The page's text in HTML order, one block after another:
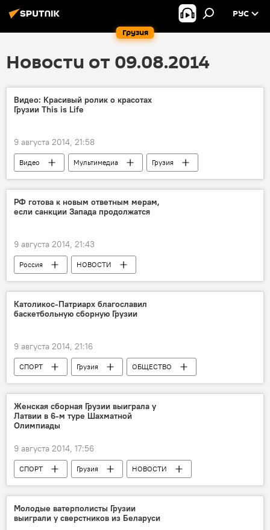
Грузия
РУС
Новости от 09.08.2014
Видео: Красивый ролик о красотах
Грузии This is Life
9 августа 2014, 21:58
Видео Мультимедиа
Грузия
ЭКОНОМИКА
НОВОСТИ
КУЛЬТУРА
РФ готова к новым ответным мерам,
если санкции Запада продолжатся
9 августа 2014, 21:43
Россия НОВОСТИ
Католикос-Патриарх благославил
баскетбольную сборную Грузии
9 августа 2014, 21:16
СПОРТ Грузия
ОБЩЕСТВО
НОВОСТИ
Женская сборная Грузии выиграла у
Латвии в 6-м туре Шахматной
Олимпиады
9 августа 2014, 17:56
СПОРТ Грузия НОВОСТИ
Молодые ватерполисты Грузии
выиграли у сверстников из Беларуси